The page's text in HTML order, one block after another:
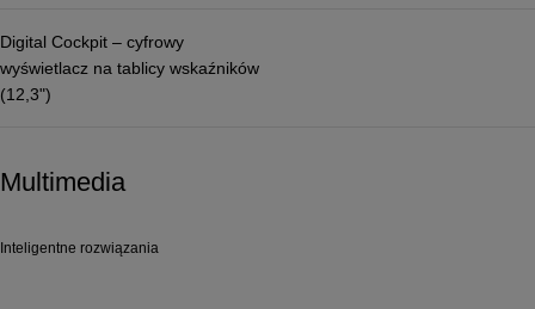
Digital Cockpit – cyfrowy
wyświetlacz na tablicy wskaźników
(12,3")
Multimedia
Inteligentne rozwiązania